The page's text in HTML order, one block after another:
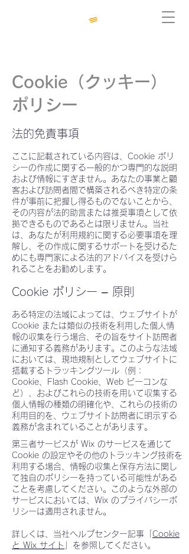
Cookie（クッキー）
ポリシー
法的免責事項
ここに記載されている内容は、Cookie ポリ
シーの作成に関する一般的かつ専門的な説明
および情報にすぎません。あなたの事業と顧
客および訪問者間で構築されるべき特定の条
件が事前に把握し得るものでないことから、
その内容が法的助言または推奨事項として依
拠できるものであるとは限りません。当社
は、あなたが利用規約に関する必要事項を理
解し、その作成に関するサポートを受けるた
めにも専門家による法的アドバイスを受けら
れることをお勧めします。
Cookie ポリシー – 原則
ある特定の法域によっては、ウェブサイトが
Cookie または類似の技術を利用した個人情
報の収集を行う場合、その旨をサイト訪問者
に通知する義務があります。このような法域
においては、現地規制としてウェブサイトに
搭載するトラッキングツール（例：
Cookie、Flash Cookie、Web ビーコンな
ど）、およびこれらの技術を用いて収集する
個人情報の種類の明確化や、これらの技術の
利用目的を、ウェブサイト訪問者に明示する
義務が含まれていることがあります。
第三者サービスが Wix のサービスを通じて
Cookie の設定やその他のトラッキング技術を
利用する場合、情報の収集と保存方法に関し
て独自のポリシーを持っている可能性がある
ことを考慮してください。このような外部の
サービスにおいては、Wix のプライバシーポ
リシーは適用されません。
詳しくは、当社ヘルプセンター記事「 Cookie
と Wix サイト
」を参照してください。